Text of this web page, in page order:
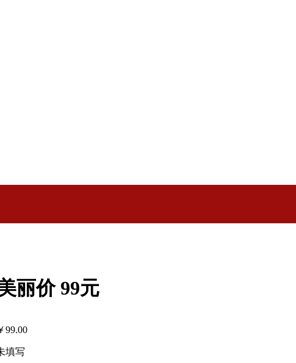
丽价 99元
99.00
填写